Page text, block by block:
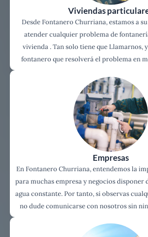
Viviendas
Desde Fontanero Churriana, estamos a
atender cualquier problema de
vivienda . Tan solo tiene que Llamarnos,
fontanero que resolverá el problema en
Empresas
En Fontanero Churriana, entendemos la
para muchas empresa y negocios disponer
agua constante. Por tanto, si observas
no dude comunicarse con nosotros sin